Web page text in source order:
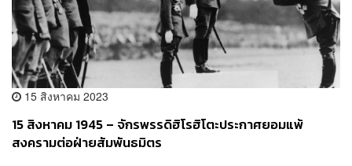
15 สิงหาคม 2023
15 สิงหาคม 1945 – จักรพรรดิฮิโรฮิโตะประกาศยอมแพ้
สงครามต่อฝ่ายสัมพันธมิตร